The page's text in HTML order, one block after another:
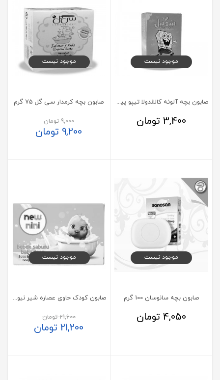
موجود نیست
صابون بچه آلوئه کالاندولا تیپو پیل 80 گرمی
3,400 تومان
موجود نیست
صابون بچه کرمدار سی گل 75 گرم
9,000تومان
9,200 تومان
موجود نیست
صابون بچه سانوسان 100 گرم
4,050 تومان
موجود نیست
صابون کودک حاوی عصاره شیر نیو نی نی 90 گرم
21,600تومان
21,200تومان